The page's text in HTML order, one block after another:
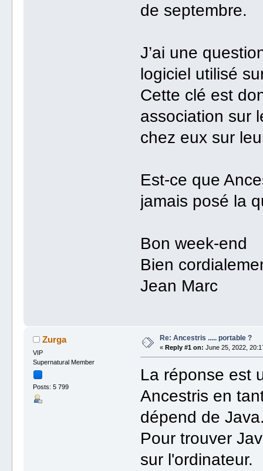
de septembre.
J’ai une
logiciel utilisé
Cette clé est
association sur
chez eux sur
Est-ce que
jamais posé la
Bon week-end
Bien
Jean Marc
Zurga
VIP
Supernatural Member
Posts: 5 799
Re: Ancestris ..... portable ?
« Reply #1 on: June 25, 2022,
La réponse est
Ancestris en
dépend de
Pour trouver
sur l'ordinateur.